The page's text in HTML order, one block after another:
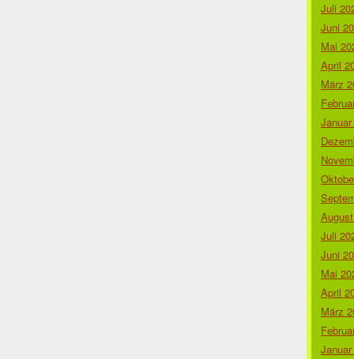
Juli
Juni
Mai
April
März
Juli
Juni
Mai
April
März